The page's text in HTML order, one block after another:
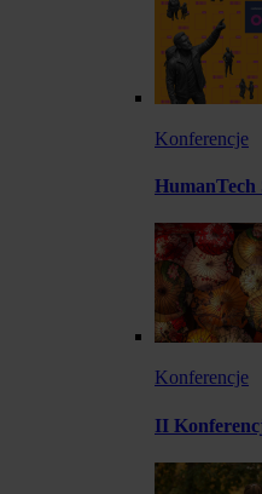
Konferencje
HumanTech
Konferencje
II